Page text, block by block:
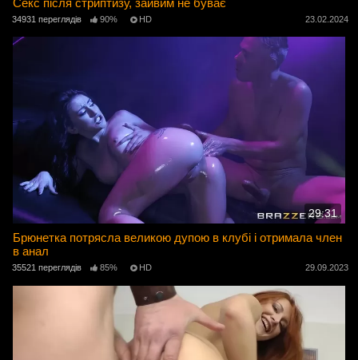
Секс після стриптизу, зайвим не буває
34931 переглядів 90% HD 23.02.2024
29:31
Брюнетка потрясла великою дупою в клубі і отримала член
в анал
35521 переглядів 85% HD 29.09.2023